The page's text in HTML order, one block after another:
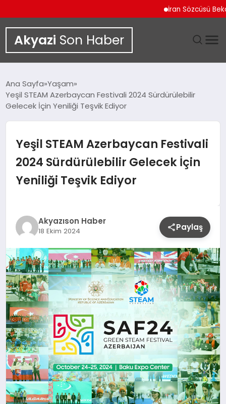
İran Sözcüsü
Akyazi Son Haber
SIYASET
EKONOMI
SPOR
YAŞAM
Ana Sayfa Yaşam
Yeşil STEAM Azerbaycan Festivali 2024 Sürdürülebilir
Gelecek İçin Yeniliği Teşvik Ediyor
Yeşil STEAM Azerbaycan Festivali
2024 Sürdürülebilir Gelecek İçin
Yeniliği Teşvik Ediyor
Akyazıson Haber
18 Ekim 2024 Paylaş